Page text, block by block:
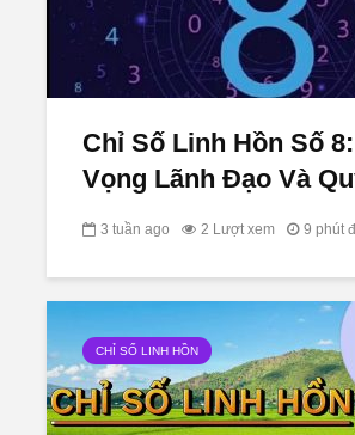
Chỉ Số Linh Hồn Số
Vọng Lãnh Đạo Và
3 tuần ago 2 Lượt xem 9 phút
CHỈ SỐ LINH HỒN